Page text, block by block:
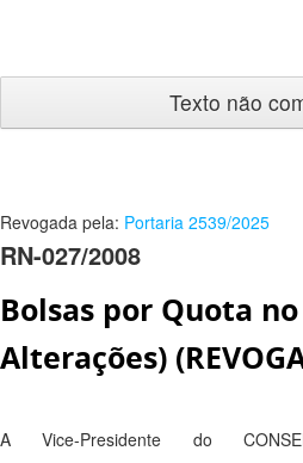
Texto não
Revogada pela: Portaria 2539/2025
RN-027/2008
Bolsas por Quota no
Alterações)
A Vice-Presidente do